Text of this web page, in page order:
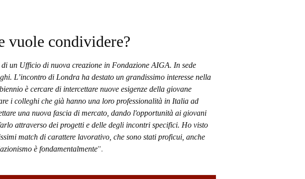
vuole condividere?
un Ufficio di nuova creazione in Fondazione AIGA. In sede
L’incontro di Londra ha destato un grandissimo interesse nella
è cercare di intercettare nuove esigenze della giovane
i colleghi che già hanno una loro professionalità in Italia ad
una nuova fascia di mercato, dando l'opportunità ai giovani
attraverso dei progetti e delle degli incontri specifici. Ho visto
match di carattere lavorativo, che sono stati proficui, anche
è fondamentalmente”.